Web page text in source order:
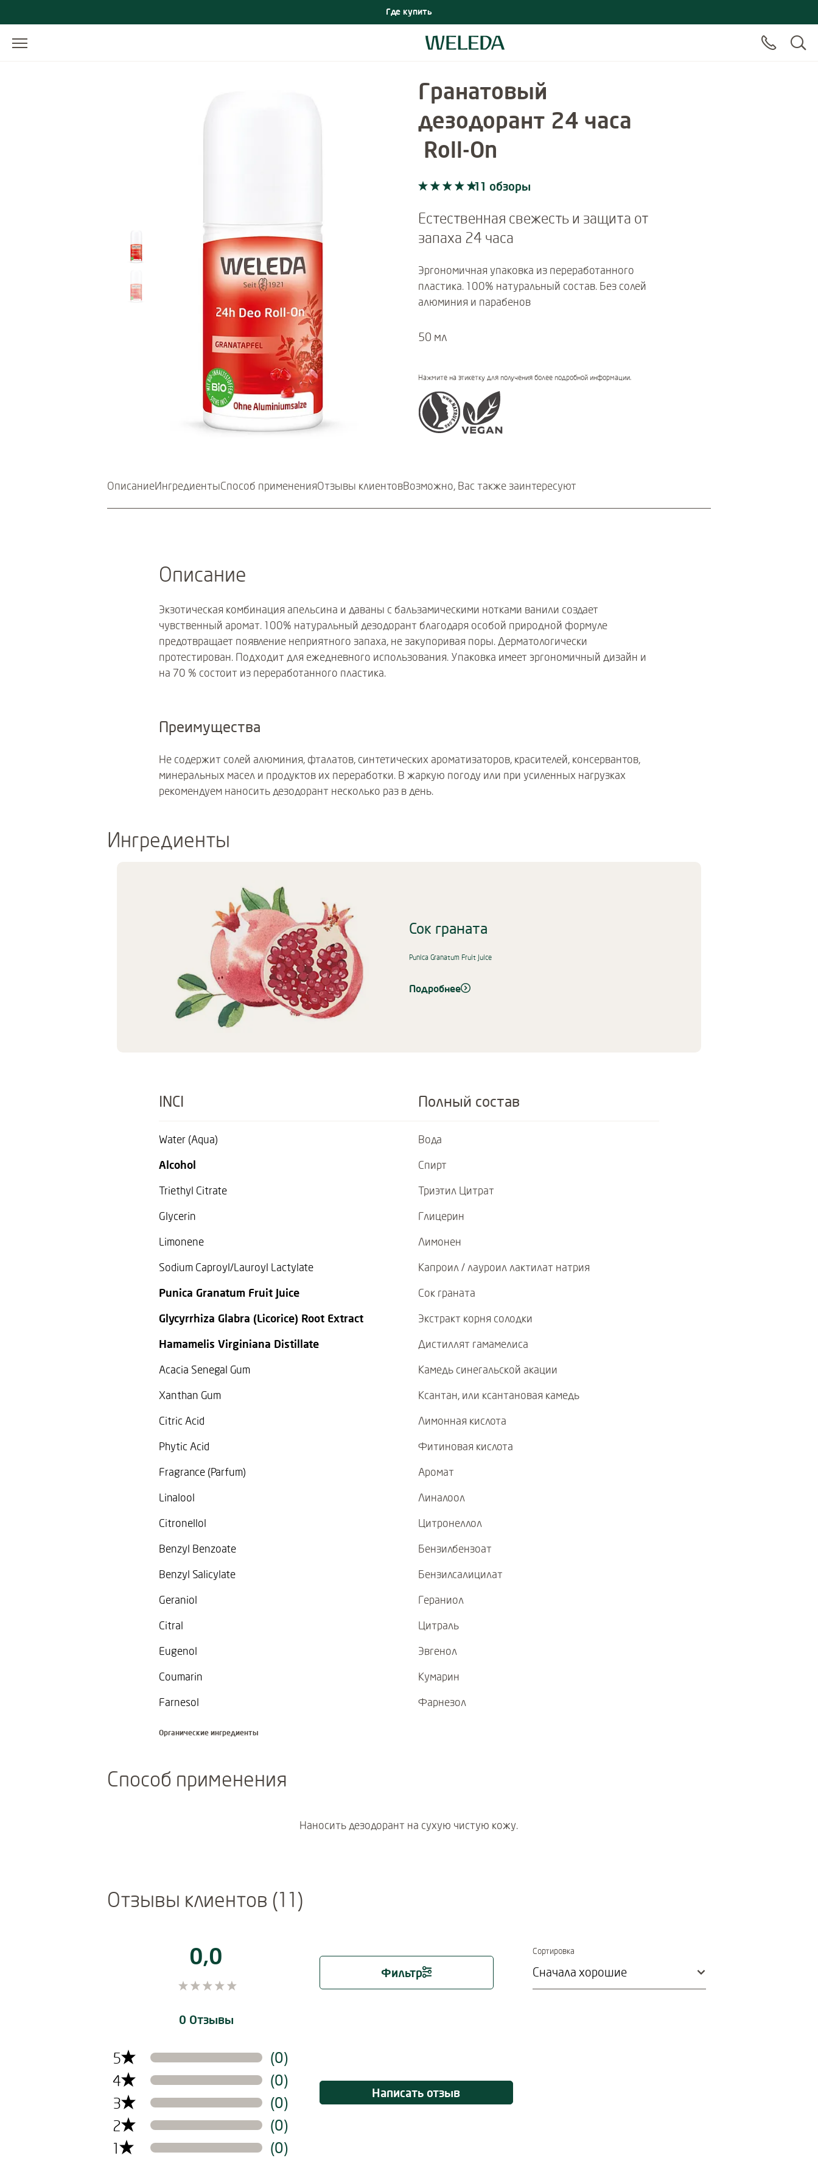
Где купить
Гранатовый
дезодорант 24 часа
Roll-On
Current rating: 5 out of 5 stars rated by 11 customers
11 обзоры
11 обзоры
Естественная свежесть и защита от
запаха 24 часа
Эргономичная упаковка из переработанного
пластика. 100% натуральный состав. Без солей
алюминия и парабенов
50 мл
Certifications
Нажмите на этикетку для получения более подробной информации.
ОписаниеИнгредиентыСпособ примененияОтзывы клиентовВозможно, Вас также заинтересуют
Описание
Экзотическая комбинация апельсина и даваны с бальзамическими нотками ванили создает
чувственный аромат. 100% натуральный дезодорант благодаря особой природной формуле
предотвращает появление неприятного запаха, не закупоривая поры. Дерматологически
протестирован. Подходит для ежедневного использования. Упаковка имеет эргономичный дизайн и
на 70 % состоит из переработанного пластика.
Преимущества
Не содержит солей алюминия, фталатов, синтетических ароматизаторов, красителей, консервантов,
минеральных масел и продуктов их переработки. В жаркую погоду или при усиленных нагрузках
рекомендуем наносить дезодорант несколько раз в день.
Ингредиенты
Сок граната
Punica Granatum Fruit Juice
Подробнее
INCI Полный состав
Water (Aqua)
Вода
Alcohol
Спирт
Triethyl Citrate
Триэтил Цитрат
Glycerin
Глицерин
Limonene
Лимонен
Sodium Caproyl/Lauroyl Lactylate
Капроил / лауроил лактилат натрия
Punica Granatum Fruit Juice
Сок граната
Glycyrrhiza Glabra (Licorice) Root Extract
Экстракт корня солодки
Hamamelis Virginiana Distillate
Дистиллят гамамелиса
Acacia Senegal Gum
Камедь синегальской акации
Xanthan Gum
Ксантан, или ксантановая камедь
Citric Acid
Лимонная кислота
Phytic Acid
Фитиновая кислота
Fragrance (Parfum)
Аромат
Linalool
Линалоол
Citronellol
Цитронеллол
Benzyl Benzoate
Бензилбензоат
Benzyl Salicylate
Бензилсалицилат
Geraniol
Гераниол
Citral
Цитраль
Eugenol
Эвгенол
Coumarin
Кумарин
Farnesol
Фарнезол
Органические ингредиенты
Способ применения
Наносить дезодорант на сухую чистую кожу.
Отзывы клиентов (11)
0,0
0 Отзывы
5 (0)
4 (0)
3 (0)
2 (0)
1 (0)
Фильтр
СортировкаImmediate effect upon selection
Написать отзыв